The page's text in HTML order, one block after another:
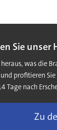
Sie unser
heraus, was die
und profitieren
Tage nach
Zu